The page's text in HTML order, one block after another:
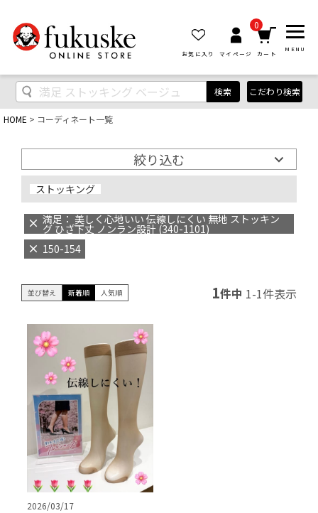
お気に入り マイページ
0
カート
MENU
検索 こだわり検索
HOME コーディネート一覧
絞り込む
ストッキング
満足： 美しく心地いい 伝線しにくい 無地 ストッキン
グ ひざ下丈 ノンラン設計 (340-1101)
150-154
並び替え 新着順 人気順 1件中 1-1件表示
2026/03/17